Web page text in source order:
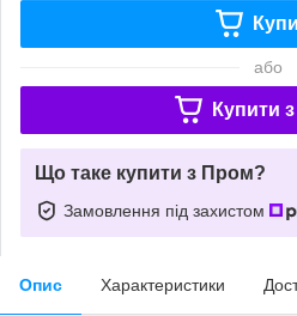
або
Купити з
Що таке купити з Пром?
Замовлення під захистом
Опис Характеристики